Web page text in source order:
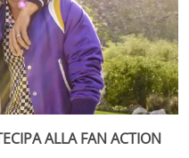
ALLA FAN ACTION